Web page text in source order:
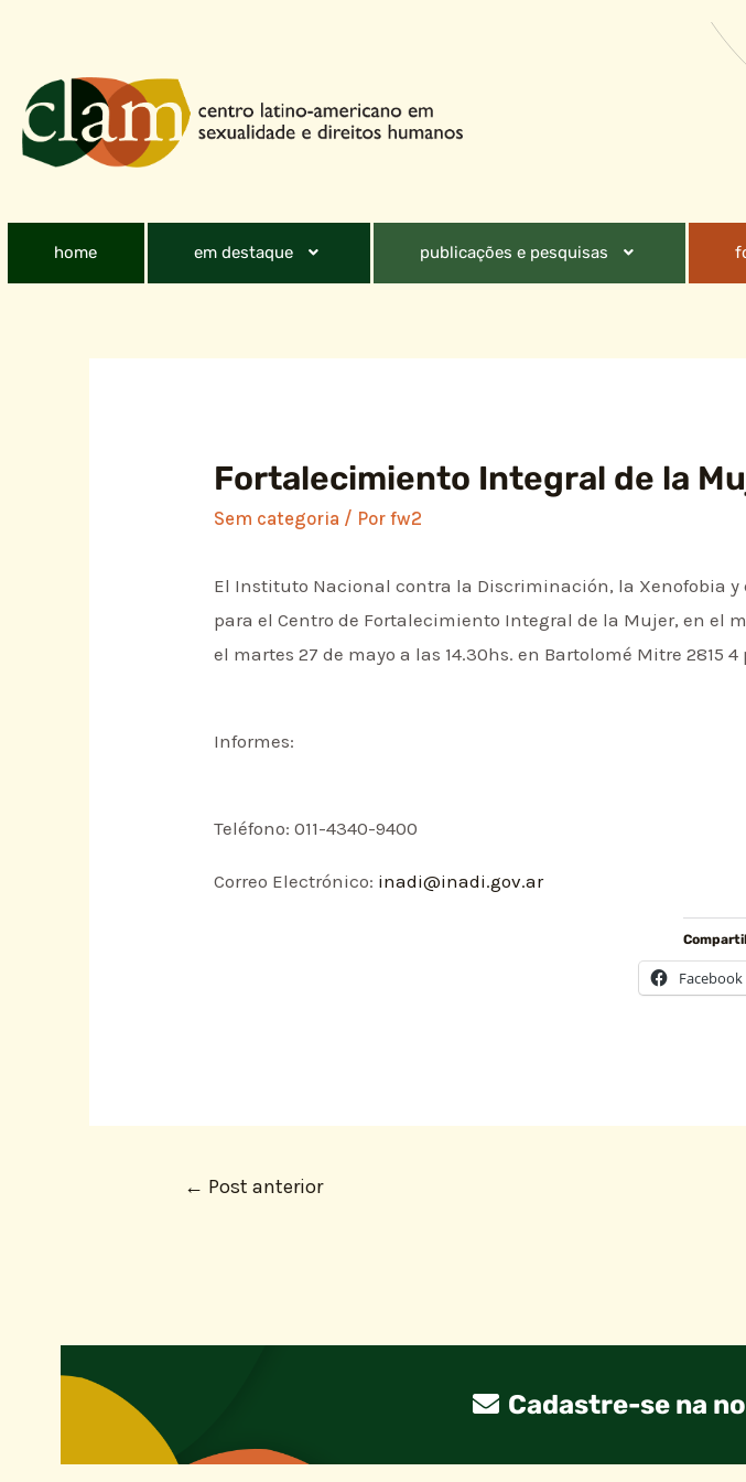
home em destaque publicações e pesquisas
Fortalecimiento Integral de la
Sem categoria / Porfw2
El Instituto Nacional contra la Discriminación, la Xenofobia
para el Centro de Fortalecimiento Integral de la Mujer, en el
el martes 27 de mayo a las 14.30hs. en Bartolomé Mitre 2815
Informes:
Teléfono: 011-4340-9400
Correo Electrónico: inadi@inadi.gov.ar
Facebook
← Post anterior
Cadastre-se na